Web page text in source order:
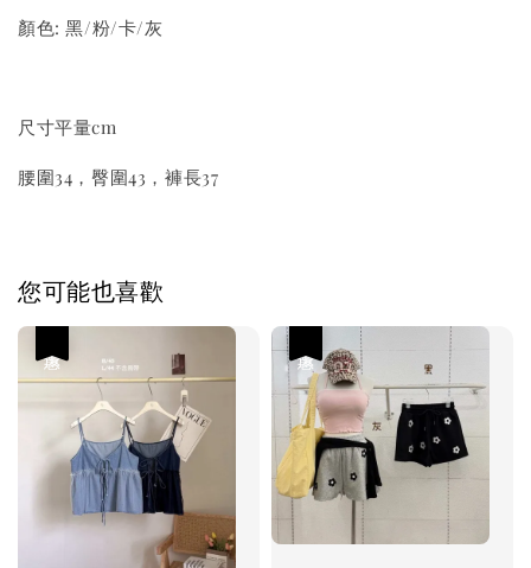
顏色: 黑/粉/卡/灰
尺寸平量cm
腰圍34，臀圍43，褲長37
您可能也喜歡